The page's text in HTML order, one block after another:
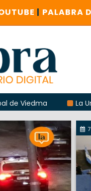
| PALABRA
La Unesco